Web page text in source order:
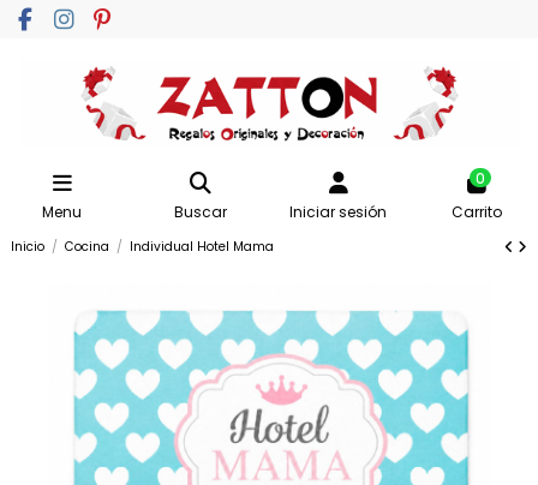
Menu Buscar Iniciar sesión
0
Carrito
Inicio Cocina Individual Hotel Mama